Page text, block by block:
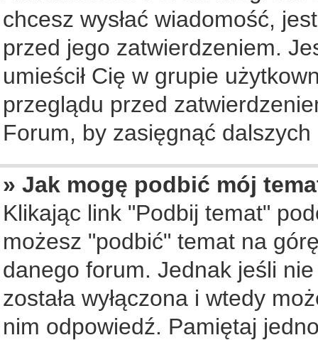
chcesz wysłać wiadomość,
przed jego zatwierdzeniem.
umieścił Cię w grupie
przeglądu przed
Forum, by zasięgnąć
» Jak mogę podbić mój
Klikając link "Podbij temat"
możesz "podbić" temat na
danego forum. Jednak jeśli
została wyłączona i wtedy
nim odpowiedź. Pamiętaj